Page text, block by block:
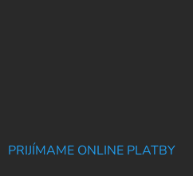
PRIJÍMAME ONLINE PLATBY